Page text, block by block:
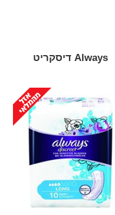
Always דיסקריט